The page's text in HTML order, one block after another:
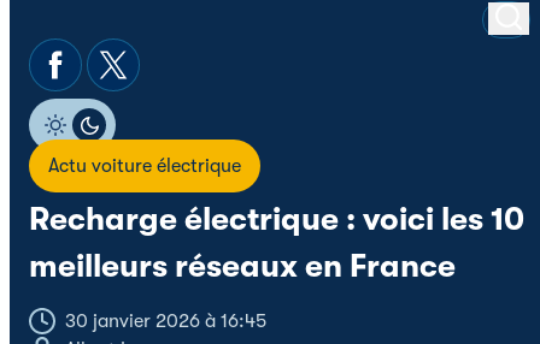
Actu voiture électrique
Recharge électrique : voici les 10
meilleurs réseaux en France
30 janvier 2026 à 16:45